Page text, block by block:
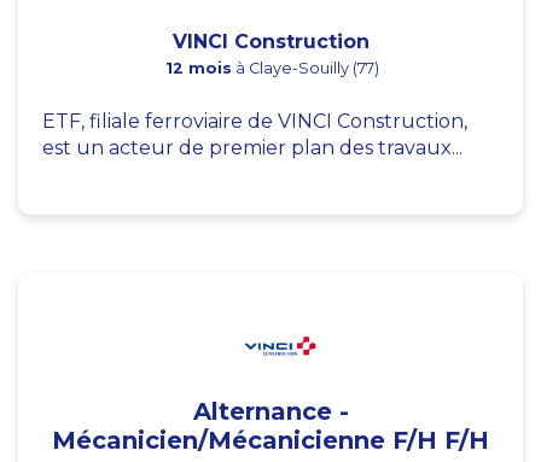
VINCI Construction
12 mois à Claye-Souilly (77)
ETF, filiale ferroviaire de VINCI Construction,
est un acteur de premier plan des travaux...
Alternance -
Mécanicien/Mécanicienne F/H F/H